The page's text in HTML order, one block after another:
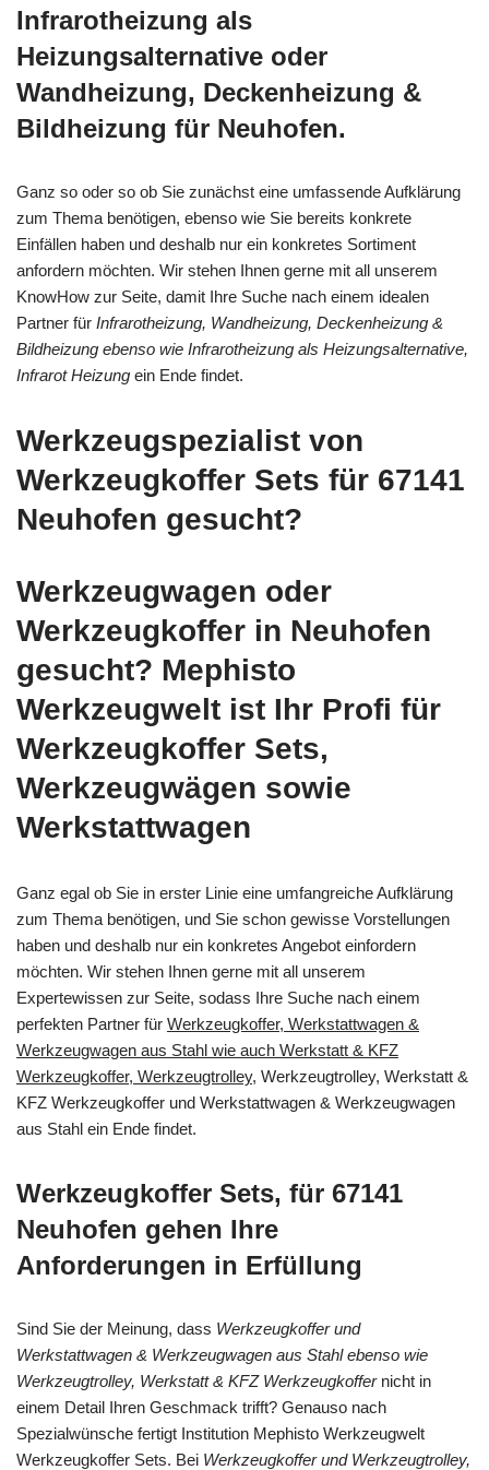
Infrarotheizung als
Heizungsalternative oder
Wandheizung, Deckenheizung &
Bildheizung für Neuhofen.
Ganz so oder so ob Sie zunächst eine umfassende Aufklärung
zum Thema benötigen, ebenso wie Sie bereits konkrete
Einfällen haben und deshalb nur ein konkretes Sortiment
anfordern möchten. Wir stehen Ihnen gerne mit all unserem
KnowHow zur Seite, damit Ihre Suche nach einem idealen
Partner für Infrarotheizung, Wandheizung, Deckenheizung &
Bildheizung ebenso wie Infrarotheizung als Heizungsalternative,
Infrarot Heizung ein Ende findet.
Werkzeugspezialist von
Werkzeugkoffer Sets für 67141
Neuhofen gesucht?
Werkzeugwagen oder
Werkzeugkoffer in Neuhofen
gesucht? Mephisto
Werkzeugwelt ist Ihr Profi für
Werkzeugkoffer Sets,
Werkzeugwägen sowie
Werkstattwagen
Ganz egal ob Sie in erster Linie eine umfangreiche Aufklärung
zum Thema benötigen, und Sie schon gewisse Vorstellungen
haben und deshalb nur ein konkretes Angebot einfordern
möchten. Wir stehen Ihnen gerne mit all unserem
Expertewissen zur Seite, sodass Ihre Suche nach einem
perfekten Partner für Werkzeugkoffer, Werkstattwagen &
Werkzeugwagen aus Stahl wie auch Werkstatt & KFZ
Werkzeugkoffer, Werkzeugtrolley, Werkzeugtrolley, Werkstatt &
KFZ Werkzeugkoffer und Werkstattwagen & Werkzeugwagen
aus Stahl ein Ende findet.
Werkzeugkoffer Sets, für 67141
Neuhofen gehen Ihre
Anforderungen in Erfüllung
Sind Sie der Meinung, dass Werkzeugkoffer und
Werkstattwagen & Werkzeugwagen aus Stahl ebenso wie
Werkzeugtrolley, Werkstatt & KFZ Werkzeugkoffernicht in
einem Detail Ihren Geschmack trifft? Genauso nach
Spezialwünsche fertigt Institution Mephisto Werkzeugwelt
Werkzeugkoffer Sets. Bei Werkzeugkoffer und Werkzeugtrolley,